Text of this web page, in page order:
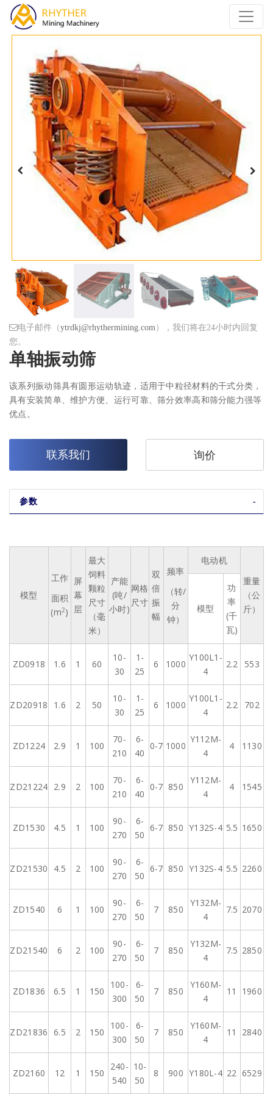
电子邮件（ytrdkj@rhythermining.com ），我们将在24小时内回复
您。
单轴振动筛
该系列振动筛具有圆形运动轨迹，适用于中粒径材料的干式分类，
具有安装简单、维护方便、运行可靠、筛分效率高和筛分能力强等
优点。
联系我们 询价
参数
模型
工作
面积
(m2)
屏
幕
层
最大
饲料
颗粒
尺寸
（毫
米）
产能
(吨/
小时)
网格
尺寸
双
倍
振
幅
频率
（转/
分
钟）
电动机
重量
（公
斤）
模型
功
率
(千
瓦)
ZD0918 1.6 1 60
10-
30
1-
25
6 1000
Y100L1-
4
2.2 553
ZD20918 1.6 2 50
10-
30
1-
25
6 1000
Y100L1-
4
2.2 702
ZD1224 2.9 1 100
70-
210
6-
40
0-7 1000
Y112M-
4
4 1130
ZD21224 2.9 2 100
70-
210
6-
40
0-7 850
Y112M-
4
4 1545
ZD1530 4.5 1 100
90-
270
6-
50
6-7 850 Y132S-4 5.5 1650
ZD21530 4.5 2 100
90-
270
6-
50
6-7 850 Y132S-4 5.5 2260
ZD1540 6 1 100
90-
270
6-
50
7 850
Y132M-
4
7.5 2070
ZD21540 6 2 100
90-
270
6-
50
7 850
Y132M-
4
7.5 2850
ZD1836 6.5 1 150
100-
300
6-
50
7 850
Y160M-
4
11 1960
ZD21836 6.5 2 150
100-
300
6-
50
7 850
Y160M-
4
11 2840
ZD2160 12 1 150
240-
540
10-
50
8 900 Y180L-4 22 6529